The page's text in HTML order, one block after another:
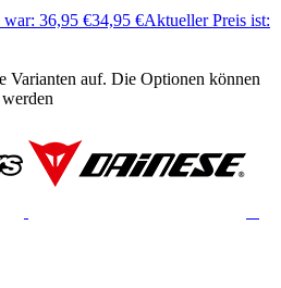
war: 36,95 €34,95 €Aktueller Preis ist:
Varianten auf. Die Optionen können